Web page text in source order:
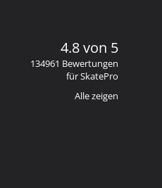
4.8 von 5
134961 Bewertungen
für SkatePro
Alle zeigen